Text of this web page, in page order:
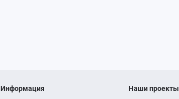
Информация
Наши проекты